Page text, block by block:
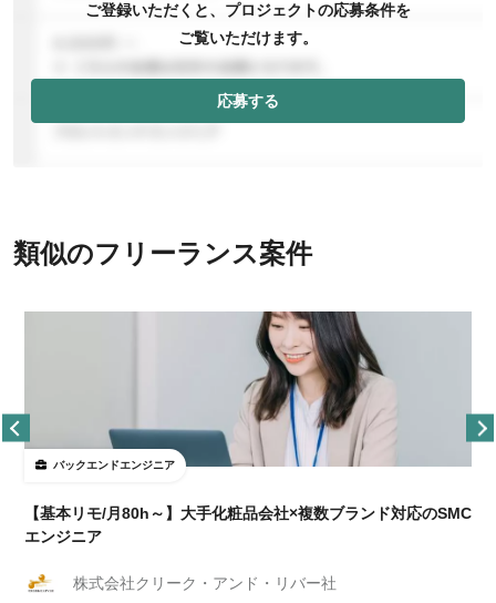
ご登録いただくと、プロジェクトの応募条件を
ご覧いただけます。
応募する
類似のフリーランス案件
バックエンドエンジニア
【基本リモ/月80h～】大手化粧品会社×複数ブランド対応のSMC
エンジニア
株式会社クリーク・アンド・リバー社